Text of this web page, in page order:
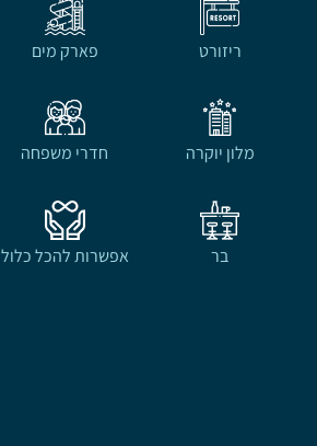
ריזורט פארק מים
מלון יוקרה חדרי משפחה
בר אפשרות להכל כלול